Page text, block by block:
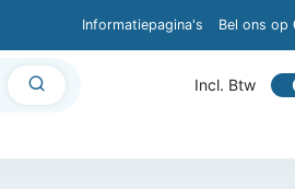
Informatiepagina's Bel ons op
Incl. Btw